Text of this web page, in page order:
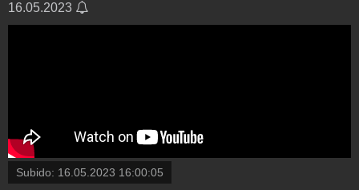
16.05.2023
Subido: 16.05.2023 16:00:05